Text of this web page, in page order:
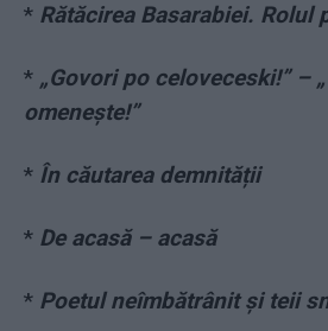
* Rătăcirea Basarabiei. Rolul
* „Govori po celoveceski!” –
omeneşte!”
* În căutarea demnității
* De acasă – acasă
* Poetul neîmbătrânit și teii